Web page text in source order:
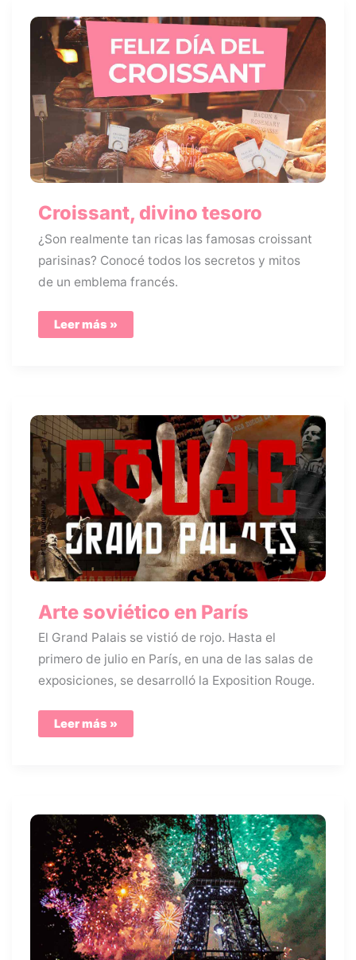
Croissant, divino tesoro
¿Son realmente tan ricas las famosas croissant
parisinas? Conocé todos los secretos y mitos
de un emblema francés.
Croissant,
divino
Leer más »
Arte soviético en París
El Grand Palais se vistió de rojo. Hasta el
primero de julio en París, en una de las salas de
exposiciones, se desarrolló la Exposition Rouge.
Arte
Leer más »